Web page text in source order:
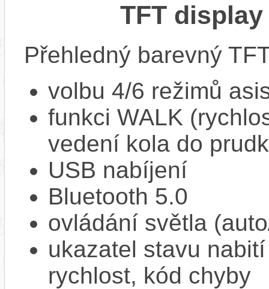
TFT display
Přehledný barevný
volbu 4/6 režimů
funkci WALK
vedení kola do
USB nabíjení
Bluetooth 5.0
ovládání světla
ukazatel stavu
rychlost, kód chyby